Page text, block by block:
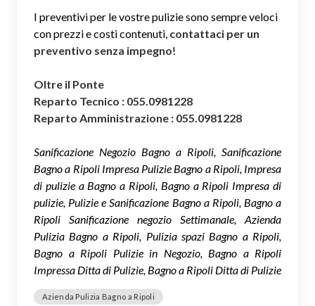
I preventivi per le vostre pulizie sono sempre veloci
con prezzi e costi contenuti, contattaci per un
preventivo senza impegno!
Oltre il Ponte
Reparto Tecnico : 055.0981228
Reparto Amministrazione : 055.0981228
Sanificazione Negozio Bagno a Ripoli, Sanificazione
Bagno a Ripoli Impresa Pulizie Bagno a Ripoli, Impresa
di pulizie a Bagno a Ripoli, Bagno a Ripoli Impresa di
pulizie, Pulizie e Sanificazione Bagno a Ripoli, Bagno a
Ripoli Sanificazione negozio Settimanale, Azienda
Pulizia Bagno a Ripoli, Pulizia spazi Bagno a Ripoli,
Bagno a Ripoli Pulizie in Negozio, Bagno a Ripoli
Impressa Ditta di Pulizie, Bagno a Ripoli Ditta di Pulizie
Azienda Pulizia Bagno a Ripoli